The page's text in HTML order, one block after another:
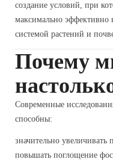
создание условий, при
максимально эффективно
системой растений и
Почему
Современные
способны:
значительно
повышать поглощение